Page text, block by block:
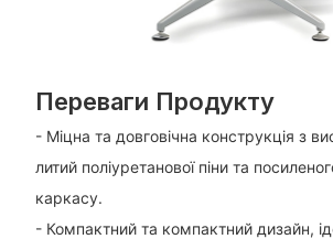
Переваги Продукту
- Міцна та довговічна конструкція з
литий поліуретанової піни та
каркасу.
- Компактний та компактний дизайн,